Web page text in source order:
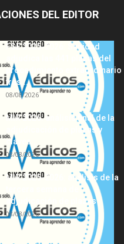
DEL EDITOR
FSE 2025-2026: Sanidad
adjudica las 441 plazas del
procedimiento extraordinario
tras...
08/08/2026
MIR 2026: análisis final de la
adjudicación de plazas y
claves...
08/08/2026
MIR 2025-2026: análisis de la
adjudicación de plazas
08/08/2026